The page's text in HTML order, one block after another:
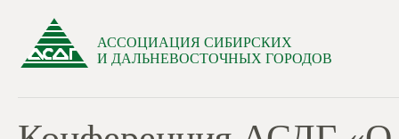
АССОЦИАЦИЯ СИБИРСКИХ
И ДАЛЬНЕВОСТОЧНЫХ ГОРОДОВ